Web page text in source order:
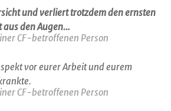
und verliert trotzdem den ernsten
den Augen…
CF-betroffenen Person
vor eurer Arbeit und eurem
CF-betroffenen Person